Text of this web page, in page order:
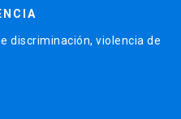
discriminación, violencia de